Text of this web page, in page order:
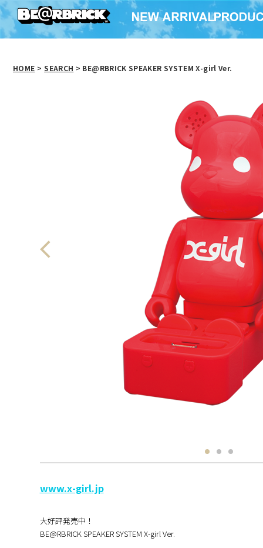
HOME > SEARCH > BE@RBRICK SPEAKER SYSTEM X-girl Ver.
www.x-girl.jp
大好評発売中！
BE@RBRICK SPEAKER SYSTEM X-girl Ver.